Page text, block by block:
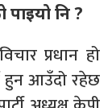
नि ?
प्रधान हो
हुन आउँदो रहेछ